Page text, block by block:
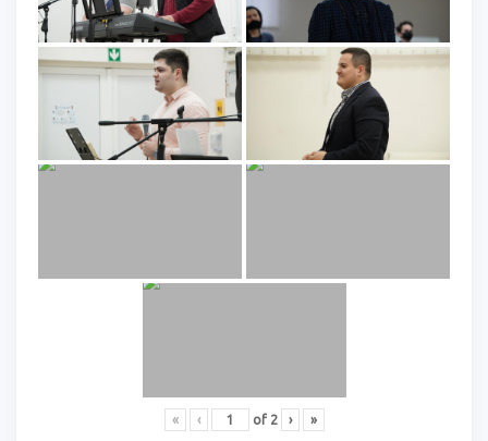
« ‹ of 2 › »